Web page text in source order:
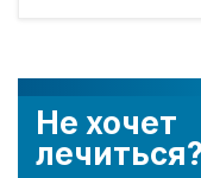
Не хочет
лечиться?